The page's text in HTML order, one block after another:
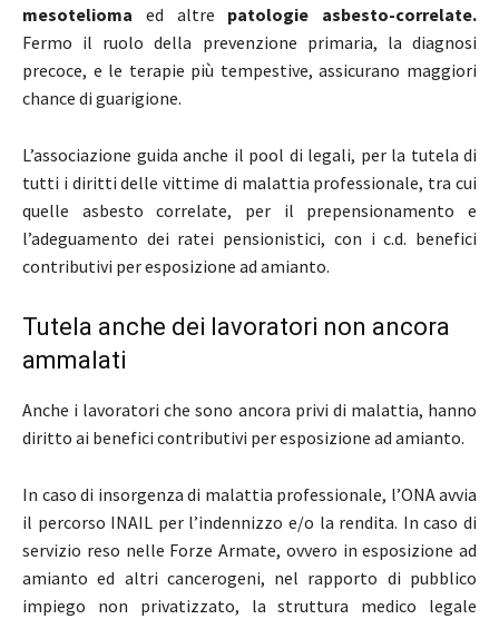
mesotelioma ed altre patologie asbesto-correlate.
Fermo il ruolo della prevenzione primaria, la diagnosi
precoce, e le terapie più tempestive, assicurano maggiori
chance di guarigione.
L’associazione guida anche il pool di legali, per la tutela di
tutti i diritti delle vittime di malattia professionale, tra cui
quelle asbesto correlate, per il prepensionamento e
l’adeguamento dei ratei pensionistici, con i c.d. benefici
contributivi per esposizione ad amianto.
Tutela anche dei lavoratori non ancora
ammalati
Anche i lavoratori che sono ancora privi di malattia, hanno
diritto ai benefici contributivi per esposizione ad amianto.
In caso di insorgenza di malattia professionale, l’ONA avvia
il percorso INAIL per l’indennizzo e/o la rendita. In caso di
servizio reso nelle Forze Armate, ovvero in esposizione ad
amianto ed altri cancerogeni, nel rapporto di pubblico
impiego non privatizzato, la struttura medico legale